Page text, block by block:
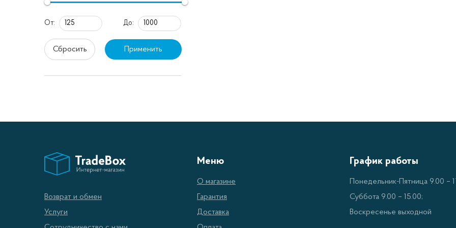
От: До:
Сбросить Применить
Объем камеры для сушки до 15 кг продуктов.
Многофункциональный дисплей для отображения
Полный набор аксессуаров, включая сетку для сушки.
Возврат и обмен
Услуги
Меню
О магазине
Гарантия
Доставка
График работы
Понедельник-Пятница 9.00 –
Суббота 9.00 – 15.00;
Воскресенье выходной